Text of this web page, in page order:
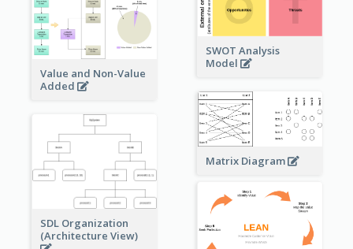
SWOT Analysis
Model
Value and Non-Value
Added
Matrix Diagram
SDL Organization
(Architecture View)